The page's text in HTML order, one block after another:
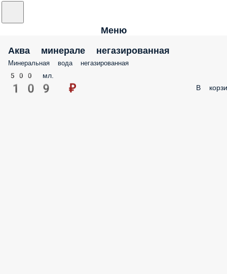
Меню
Аква минерале негазированная
Минеральная вода негазированная
500 мл.
109 ₽ В